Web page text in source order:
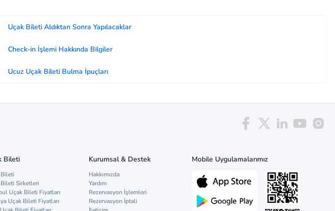
Uçak Bileti Aldıktan Sonra Yapılacaklar
Check-in İşlemi Hakkında Bilgiler
Ucuz Uçak Bileti Bulma İpuçları
Bileti
Sirketleri
Uçak Bileti Fiyatları
Uçak Bileti Fiyatları
Kurumsal & Destek
Hakkımızda
Yardım
Rezervasyon İşlemleri
Rezervasyon İptali
Mobile Uygulamalarımız